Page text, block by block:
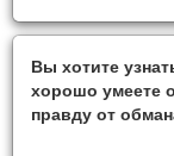
Вы хотите
хорошо умеете
правду от